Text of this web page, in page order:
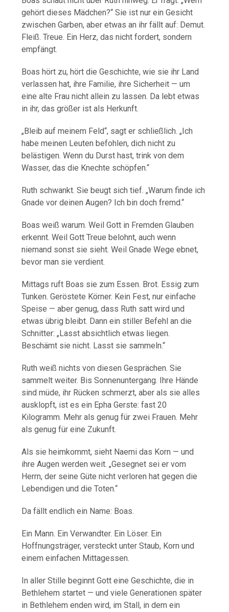
gehört dieses Mädchen?“ Sie ist nur ein Gesicht
zwischen Garben, aber etwas an ihr fällt auf: Demut.
Fleiß. Treue. Ein Herz, das nicht fordert, sondern
empfängt.
Boas hört zu, hört die Geschichte, wie sie ihr Land
verlassen hat, ihre Familie, ihre Sicherheit — um
eine alte Frau nicht allein zu lassen. Da lebt etwas
in ihr, das größer ist als Herkunft.
„Bleib auf meinem Feld“, sagt er schließlich. „Ich
habe meinen Leuten befohlen, dich nicht zu
belästigen. Wenn du Durst hast, trink von dem
Wasser, das die Knechte schöpfen.“
Ruth schwankt. Sie beugt sich tief. „Warum finde ich
Gnade vor deinen Augen? Ich bin doch fremd.“
Boas weiß warum. Weil Gott in Fremden Glauben
erkennt. Weil Gott Treue belohnt, auch wenn
niemand sonst sie sieht. Weil Gnade Wege ebnet,
bevor man sie verdient.
Mittags ruft Boas sie zum Essen. Brot. Essig zum
Tunken. Geröstete Körner. Kein Fest, nur einfache
Speise — aber genug, dass Ruth satt wird und
etwas übrig bleibt. Dann ein stiller Befehl an die
Schnitter: „Lasst absichtlich etwas liegen.
Beschämt sie nicht. Lasst sie sammeln.“
Ruth weiß nichts von diesen Gesprächen. Sie
sammelt weiter. Bis Sonnenuntergang. Ihre Hände
sind müde, ihr Rücken schmerzt, aber als sie alles
ausklopft, ist es ein Epha Gerste: fast 20
Kilogramm. Mehr als genug für zwei Frauen. Mehr
als genug für eine Zukunft.
Als sie heimkommt, sieht Naemi das Korn — und
ihre Augen werden weit. „Gesegnet sei er vom
Herrn, der seine Güte nicht verloren hat gegen die
Lebendigen und die Toten.“
Da fällt endlich ein Name: Boas.
Ein Mann. Ein Verwandter. Ein Löser. Ein
Hoffnungsträger, versteckt unter Staub, Korn und
einem einfachen Mittagessen.
In aller Stille beginnt Gott eine Geschichte, die in
Bethlehem startet — und viele Generationen später
in Bethlehem enden wird, im Stall, in dem ein